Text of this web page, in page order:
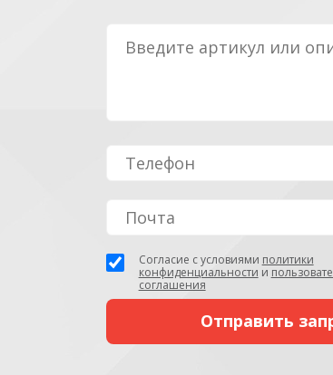
Согласие с условиями политики
конфиденциальности и
соглашения